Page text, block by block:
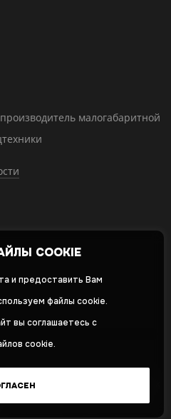
малогабаритной
вы принимаете и соглашаетесь с
обработки персональных данных
COOKIE
и предоставить Вам
файлы cookie.
вы соглашаетесь с
cookie.